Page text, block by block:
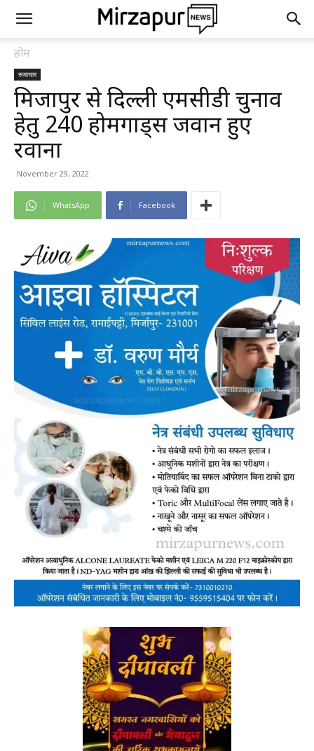
होम
समाचार
मिर्जापुर से दिल्ली एमसीडी चुनाव
हेतु 240 होमगार्ड्स जवान हुए
रवाना
November 29, 2022
WhatsApp Facebook